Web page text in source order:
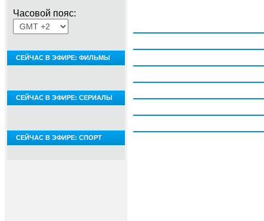
Часовой пояс:
СЕЙЧАС В ЭФИРЕ: ФИЛЬМЫ
СЕЙЧАС В ЭФИРЕ: СЕРИАЛЫ
СЕЙЧАС В ЭФИРЕ: СПОРТ